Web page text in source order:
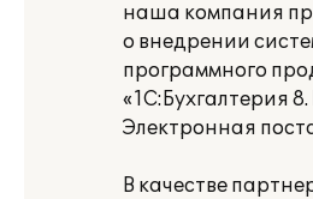
наша компания
о внедрении
программного
«1С:Бухгалтерия
Электронная
В качестве